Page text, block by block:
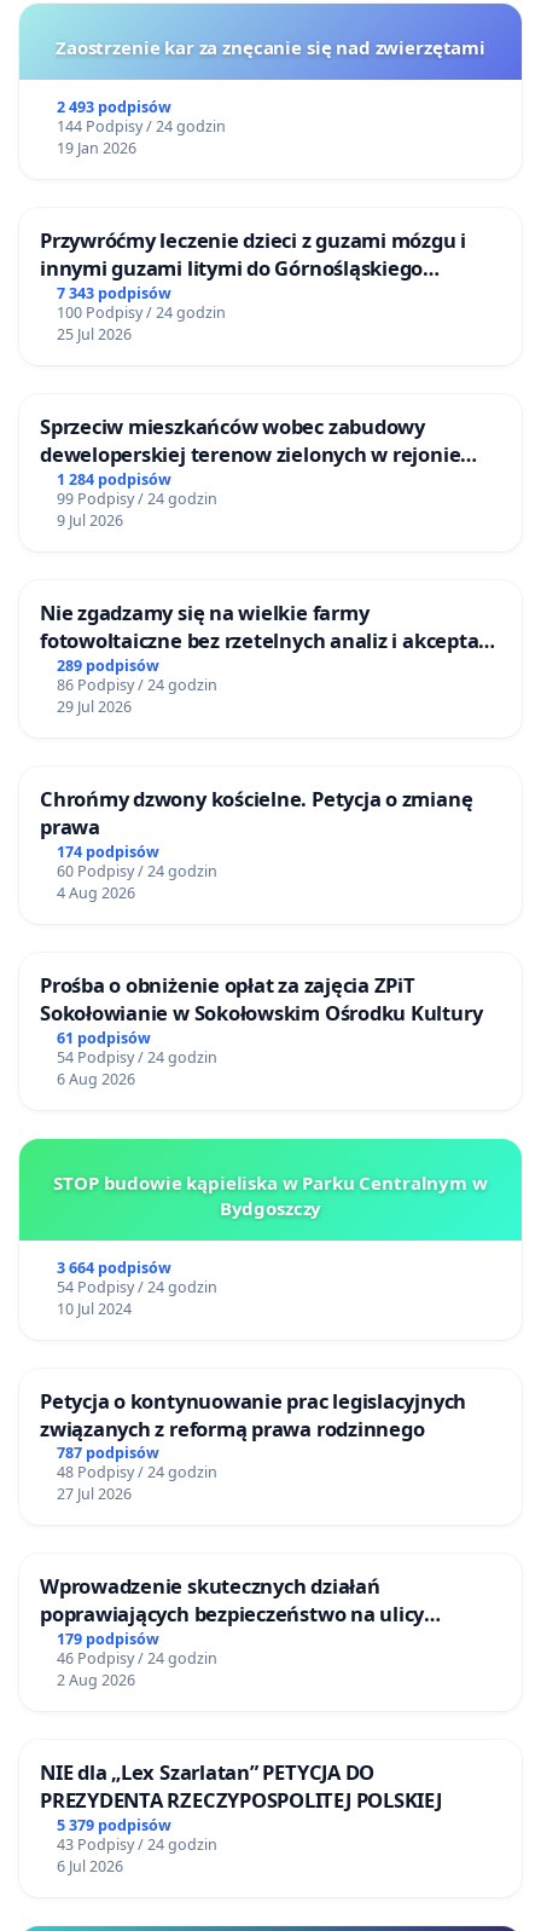
Zaostrzenie kar za znęcanie się nad zwierzętami
2 493 podpisów
144 Podpisy / 24 godzin
19 Jan 2026
Przywróćmy leczenie dzieci z guzami mózgu i
innymi guzami litymi do Górnośląskiego
Centrum Zdrowia Dziecka w Katowicach
7 343 podpisów
100 Podpisy / 24 godzin
25 Jul 2026
Sprzeciw mieszkańców wobec zabudowy
deweloperskiej terenow zielonych w rejonie
Bulwarów Straceńskich w Bielsku-Białej
1 284 podpisów
99 Podpisy / 24 godzin
9 Jul 2026
Nie zgadzamy się na wielkie farmy
fotowoltaiczne bez rzetelnych analiz i akceptacji
mieszkańców
289 podpisów
86 Podpisy / 24 godzin
29 Jul 2026
Chrońmy dzwony kościelne. Petycja o zmianę
prawa
174 podpisów
60 Podpisy / 24 godzin
4 Aug 2026
Prośba o obniżenie opłat za zajęcia ZPiT
Sokołowianie w Sokołowskim Ośrodku Kultury
61 podpisów
54 Podpisy / 24 godzin
6 Aug 2026
STOP budowie kąpieliska w Parku Centralnym w
Bydgoszczy
3 664 podpisów
54 Podpisy / 24 godzin
10 Jul 2024
Petycja o kontynuowanie prac legislacyjnych
związanych z reformą prawa rodzinnego
787 podpisów
48 Podpisy / 24 godzin
27 Jul 2026
Wprowadzenie skutecznych działań
poprawiających bezpieczeństwo na ulicy
Żeromskiego w Otwocku
179 podpisów
46 Podpisy / 24 godzin
2 Aug 2026
NIE dla „Lex Szarlatan” PETYCJA DO
PREZYDENTA RZECZYPOSPOLITEJ POLSKIEJ
5 379 podpisów
43 Podpisy / 24 godzin
6 Jul 2026